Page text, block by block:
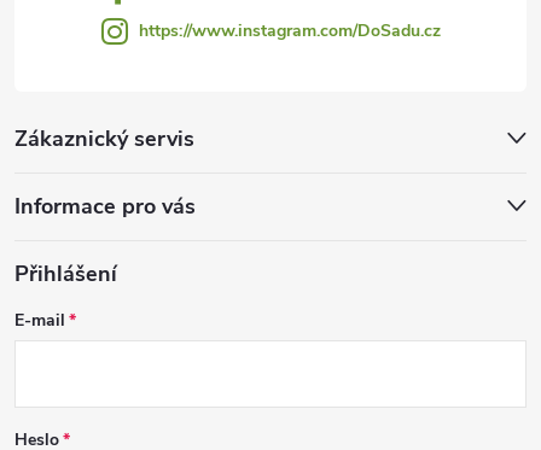
Zákaznický servis
Informace pro vás
https://www.instagram.com/DoSadu.cz
Přihlášení
E-mail
Heslo